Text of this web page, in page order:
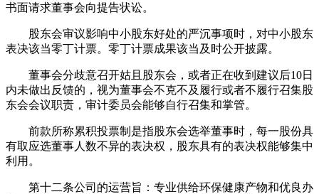
书面请求董事会向提告状讼。
股东会审议影响中小股东好处的严沉事项时，对中小股东
表决该当零丁计票。零丁计票成果该当及时公开披露。
董事会分歧意召开姑且股东会，或者正在收到建议后10日
内未做出反馈的，视为董事会不克不及履行或者不履行召集股
东会会议职责，审计委员会能够自行召集和掌管。
前款所称累积投票制是指股东会选举董事时，每一股份具
有取应选董事人数不异的表决权，股东具有的表决权能够集中
利用。
第十二条公司的运营旨：专业供给环保健康产物和优良办